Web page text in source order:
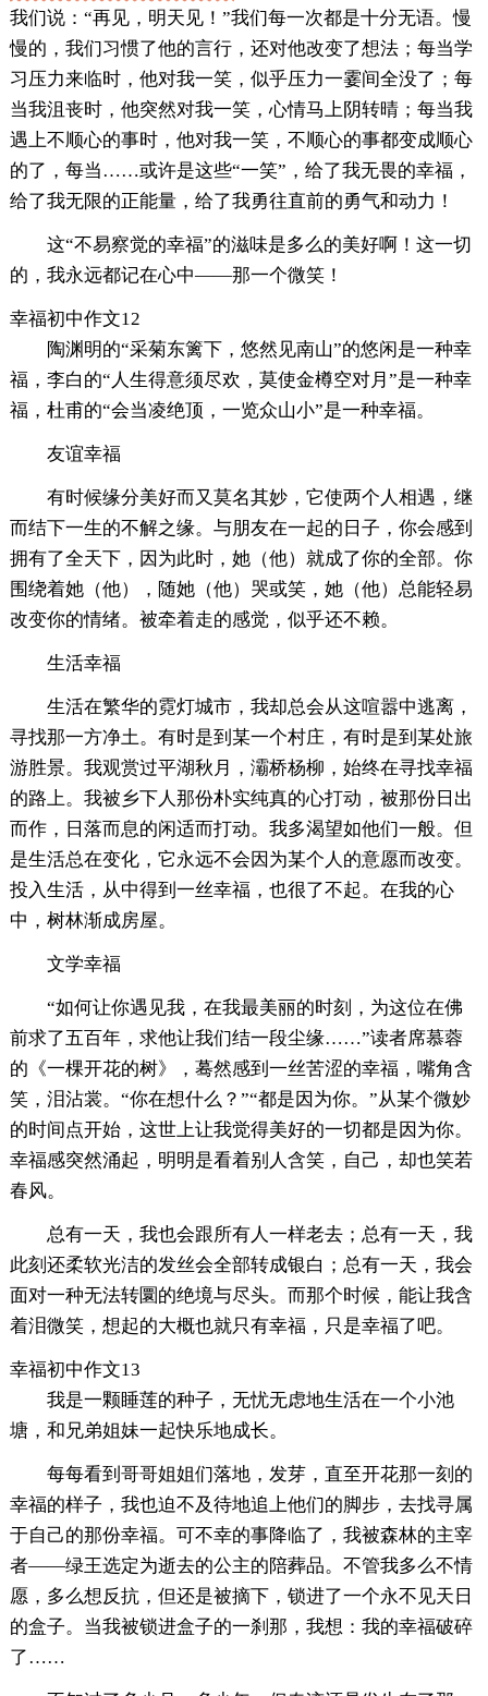
我们说：“再见，明天见！”我们每一次都是十分无语。慢
慢的，我们习惯了他的言行，还对他改变了想法；每当学
习压力来临时，他对我一笑，似乎压力一霎间全没了；每
当我沮丧时，他突然对我一笑，心情马上阴转晴；每当我
遇上不顺心的事时，他对我一笑，不顺心的事都变成顺心
的了，每当……或许是这些“一笑”，给了我无畏的幸福，
给了我无限的正能量，给了我勇往直前的勇气和动力！
这“不易察觉的幸福”的滋味是多么的美好啊！这一切
的，我永远都记在心中——那一个微笑！
幸福初中作文12
陶渊明的“采菊东篱下，悠然见南山”的悠闲是一种幸
福，李白的“人生得意须尽欢，莫使金樽空对月”是一种幸
福，杜甫的“会当凌绝顶，一览众山小”是一种幸福。
友谊幸福
有时候缘分美好而又莫名其妙，它使两个人相遇，继
而结下一生的不解之缘。与朋友在一起的日子，你会感到
拥有了全天下，因为此时，她（他）就成了你的全部。你
围绕着她（他），随她（他）哭或笑，她（他）总能轻易
改变你的情绪。被牵着走的感觉，似乎还不赖。
生活幸福
生活在繁华的霓灯城市，我却总会从这喧嚣中逃离，
寻找那一方净土。有时是到某一个村庄，有时是到某处旅
游胜景。我观赏过平湖秋月，灞桥杨柳，始终在寻找幸福
的路上。我被乡下人那份朴实纯真的心打动，被那份日出
而作，日落而息的闲适而打动。我多渴望如他们一般。但
是生活总在变化，它永远不会因为某个人的意愿而改变。
投入生活，从中得到一丝幸福，也很了不起。在我的心
中，树林渐成房屋。
文学幸福
“如何让你遇见我，在我最美丽的时刻，为这位在佛
前求了五百年，求他让我们结一段尘缘……”读者席慕蓉
的《一棵开花的树》，蓦然感到一丝苦涩的幸福，嘴角含
笑，泪沾裳。“你在想什么？”“都是因为你。”从某个微妙
的时间点开始，这世上让我觉得美好的一切都是因为你。
幸福感突然涌起，明明是看着别人含笑，自己，却也笑若
春风。
总有一天，我也会跟所有人一样老去；总有一天，我
此刻还柔软光洁的发丝会全部转成银白；总有一天，我会
面对一种无法转圜的绝境与尽头。而那个时候，能让我含
着泪微笑，想起的大概也就只有幸福，只是幸福了吧。
幸福初中作文13
我是一颗睡莲的种子，无忧无虑地生活在一个小池
塘，和兄弟姐妹一起快乐地成长。
每每看到哥哥姐姐们落地，发芽，直至开花那一刻的
幸福的样子，我也迫不及待地追上他们的脚步，去找寻属
于自己的那份幸福。可不幸的事降临了，我被森林的主宰
者——绿王选定为逝去的公主的陪葬品。不管我多么不情
愿，多么想反抗，但还是被摘下，锁进了一个永不见天日
的盒子。当我被锁进盒子的一刹那，我想：我的幸福破碎
了……